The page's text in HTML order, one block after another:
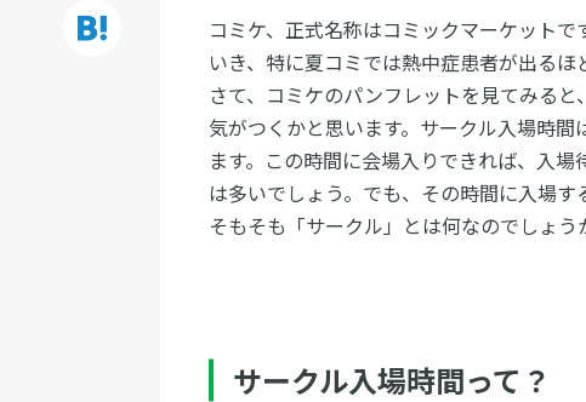
コミケ、正式名称はコミックマーケット
いき、特に夏コミでは熱中症患者が出るほ
さて、コミケのパンフレットを見てみる
気がつくかと思います。サークル入場時
ます。この時間に会場入りできれば、入
は多いでしょう。でも、その時間に入場す
そもそも「サークル」とは何なのでしょう
サークル入場時間って？